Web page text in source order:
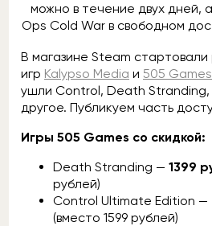
можно в течение двух дней,
Ops Cold War в свободном
В магазине Steam
игр Kalypso Media и 505 Games
ушли Control, Death Stranding,
другое. Публикуем часть
Игры 505 Games со скидкой:
Death Stranding — 1399
рублей)
Control Ultimate Edition —
(вместо 1599 рублей)